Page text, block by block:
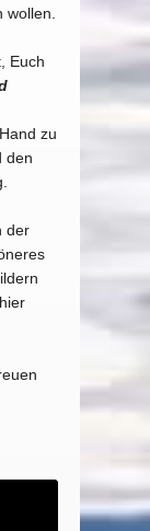
wollen.
Euch
zu
den
der